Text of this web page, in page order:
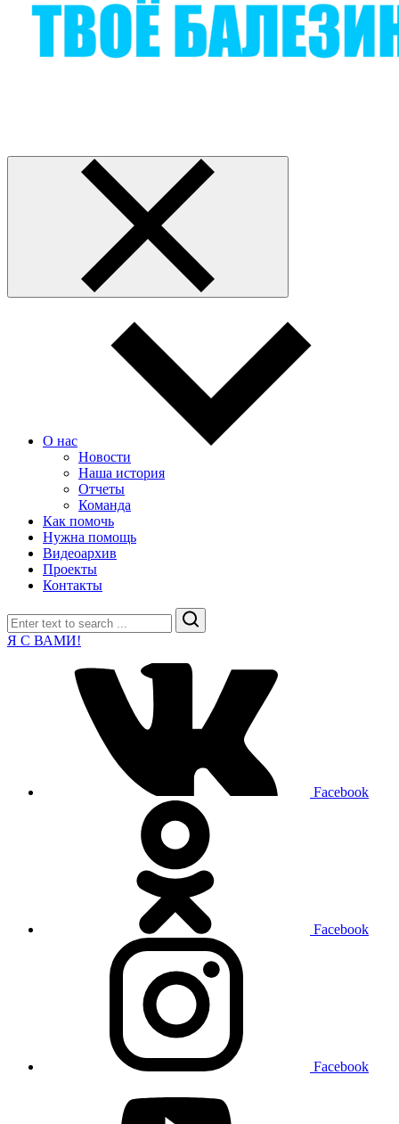
О нас
Новости
Наша история
Отчеты
Команда
Как помочь
Нужна помощь
Видеоархив
Проекты
Контакты
Search
Я С ВАМИ!
Facebook
Facebook
Facebook